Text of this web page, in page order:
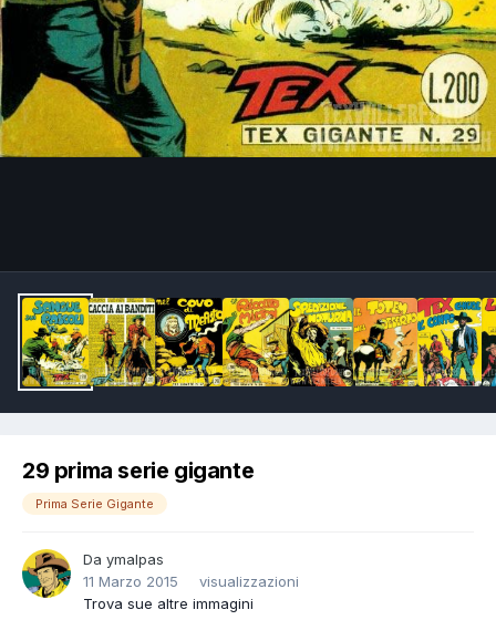
29 prima serie gigante
Prima Serie Gigante
Da ymalpas
11 Marzo 2015
visualizzazioni
Trova sue altre immagini